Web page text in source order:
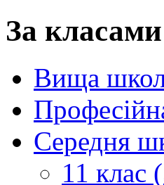
За класами
Вища
Середня
11 клас